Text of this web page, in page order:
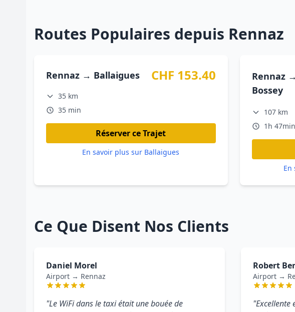
Routes Populaires depuis Rennaz
Rennaz → Ballaigues CHF 153.40
35 km
35 min
Réserver ce Trajet
En savoir plus sur Ballaigues
Rennaz
Bossey
107 km
1h 47min
En
Ce Que Disent Nos Clients
Daniel Morel
Airport → Rennaz
"Le WiFi dans le taxi était une bouée de
Robert
Airport →
"Excellente